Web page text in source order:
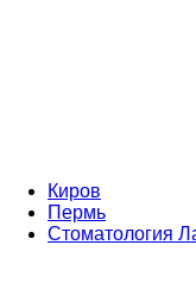
Киров
Пермь
Стоматология